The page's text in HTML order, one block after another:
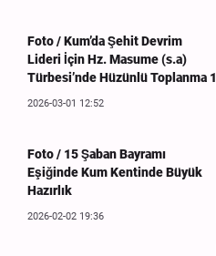
Foto / Kum’da Şehit Devrim
Lideri İçin Hz. Masume (s.a)
Türbesi’nde Hüzünlü Toplanma 1
2026-03-01 12:52
Foto / 15 Şaban Bayramı
Eşiğinde Kum Kentinde Büyük
Hazırlık
2026-02-02 19:36